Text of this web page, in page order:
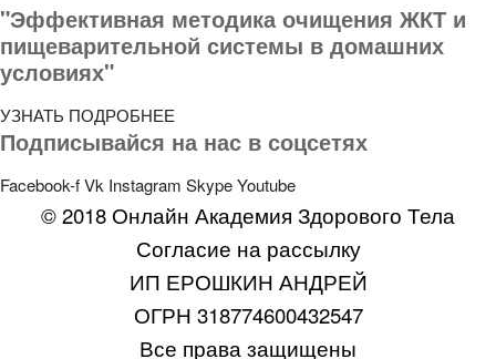
"Эффективная методика очищения ЖКТ и
пищеварительной системы в домашних
условиях"
УЗНАТЬ ПОДРОБНЕЕ
Подписывайся на нас в соцсетях
Facebook-fVk Instagram SkypeYoutube
© 2018 Онлайн Академия Здорового Тела
Согласие на рассылку
ИП ЕРОШКИН АНДРЕЙ
ОГРН 318774600432547
Все права защищены